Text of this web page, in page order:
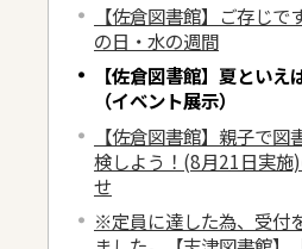
【佐倉図書館】ご存じで
の日・水の週間
【佐倉図書館】夏といえ
（イベント展示）
【佐倉図書館】親子で図
検しよう！(8月21日実施
せ
※定員に達した為、受付